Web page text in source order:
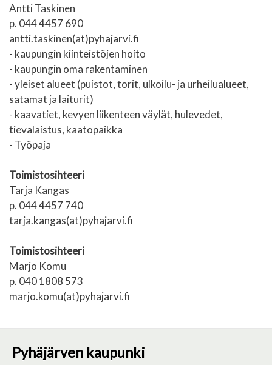
Antti Taskinen
p. 044 4457 690
antti.taskinen(at)pyhajarvi.fi
- kaupungin kiinteistöjen hoito
- kaupungin oma rakentaminen
- yleiset alueet (puistot, torit, ulkoilu- ja urheilualueet,
satamat ja laiturit)
- kaavatiet, kevyen liikenteen väylät, hulevedet,
tievalaistus, kaatopaikka
- Työpaja
Toimistosihteeri
Tarja Kangas
p. 044 4457 740
tarja.kangas(at)pyhajarvi.fi
Toimistosihteeri
Marjo Komu
p. 040 1808 573
marjo.komu(at)pyhajarvi.fi
Pyhäjärven kaupunki